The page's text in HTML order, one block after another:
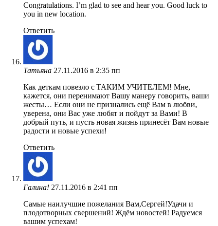
Congratulations. I’m glad to see and hear you. Good luck to
you in new location.
Ответить
Татьяна 27.11.2016 в 2:35 пп
Как деткам повезло с ТАКИМ УЧИТЕЛЕМ! Мне,
кажется, они перенимают Вашу манеру говорить, ваши
жесты… Если они не признались ещё Вам в любви,
уверена, они Вас уже любят и пойдут за Вами! В
добрый путь, и пусть новая жизнь принесёт Вам новые
радости и новые успехи!
Ответить
Галина! 27.11.2016 в 2:41 пп
Самые наилучшие пожелания Вам,Сергей!Удачи и
плодотворных свершений! Ждём новостей! Радуемся
вашим успехам!